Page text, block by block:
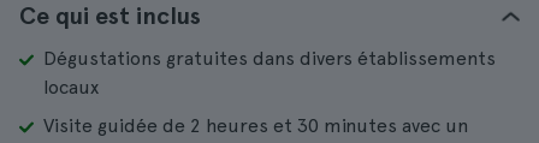
Ce qui est inclus
Dégustations gratuites dans divers établissements
locaux
Visite guidée de 2 heures et 30 minutes avec un